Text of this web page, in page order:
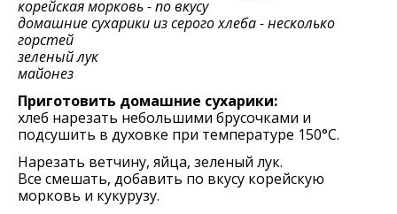
корейская морковь - по вкусу
домашние сухарики из серого хлеба - несколько
горстей
зеленый лук
майонез
Приготовить домашние сухарики:
хлеб нарезать небольшими брусочками и
подсушить в духовке при температуре 150°С.
Нарезать ветчину, яйца, зеленый лук.
Все смешать, добавить по вкусу корейскую
морковь и кукурузу.